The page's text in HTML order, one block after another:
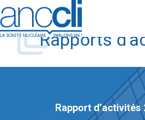
Rapports
Rapport d’activités